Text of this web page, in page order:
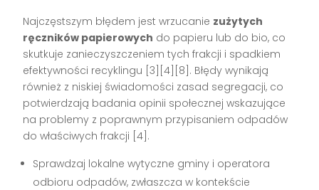
Najczęstszym błędem jest wrzucanie zużytych
ręczników papierowych do papieru lub do bio, co
skutkuje zanieczyszczeniem tych frakcji i spadkiem
efektywności recyklingu [3][4][8]. Błędy wynikają
również z niskiej świadomości zasad segregacji, co
potwierdzają badania opinii społecznej wskazujące
na problemy z poprawnym przypisaniem odpadów
do właściwych frakcji [4].
Sprawdzaj lokalne wytyczne gminy i operatora
odbioru odpadów, zwłaszcza w kontekście